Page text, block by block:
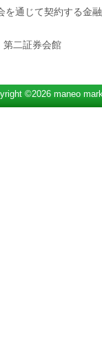
を通じて契約する金融
二証券会館
©2026 maneo